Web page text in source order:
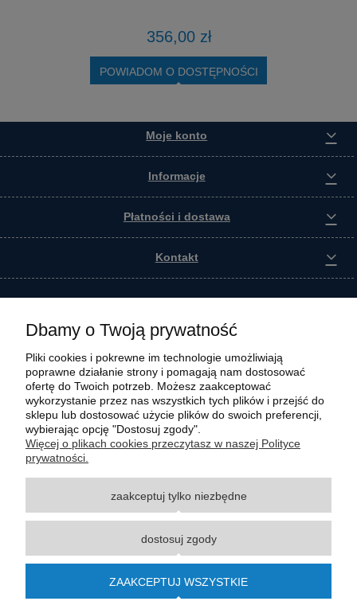
356,00 zł
POWIADOM O DOSTĘPNOŚCI
Moje konto
Informacje
Płatności i dostawa
Kontakt
Wszystkie materiały graficzne i zdjęciowe zamieszczone na stronie internetowej polmasz.pl
są prawnie chronione i stanowią własność intelektualną polmasz.pl. Jakiekolwiek
z zastrzeżeniem korzystania o charakterze niekomercyjnym dla użytku osobistego, ze
wskazaniem źródła. Nazwy Carraro, Case, Cat, Caterpillar, Dana Spicer, Doosan, Komatsu,
znakami towarowymi odpowiednich producentów oryginalnego sprzętu. Wszystkie nazwy,
opisy, numery i symbole zostały użyte wyłącznie w celach informacyjnych lub
wymienionych marek i producentów.
Dbamy o Twoją prywatność
Pliki cookies i pokrewne im technologie umożliwiają
poprawne działanie strony i pomagają nam dostosować
ofertę do Twoich potrzeb. Możesz zaakceptować
wykorzystanie przez nas wszystkich tych plików i przejść do
sklepu lub dostosować użycie plików do swoich preferencji,
wybierając opcję "Dostosuj zgody".
Więcej o plikach cookies przeczytasz w naszej Polityce
prywatności.
zaakceptuj tylko niezbędne
dostosuj zgody
ZAAKCEPTUJ WSZYSTKIE